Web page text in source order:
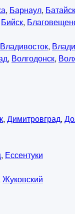
, Барнаул, Батайск
Бийск,
Владивосток,
, Волгодонск,
, Димитровград,
, Ессентуки
Жуковский